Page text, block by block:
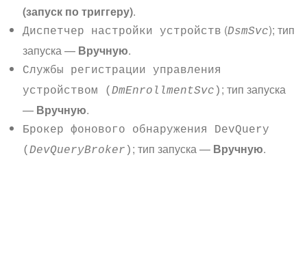
(запуск по триггеру).
Диспетчер настройки устройств (DsmSvc); тип
запуска — Вручную.
Службы регистрации управления
устройством ( DmEnrollmentSvc ) ; тип запуска
— Вручную.
Брокер фонового обнаружения DevQuery
( DevQueryBroker ) ; тип запуска — Вручную.